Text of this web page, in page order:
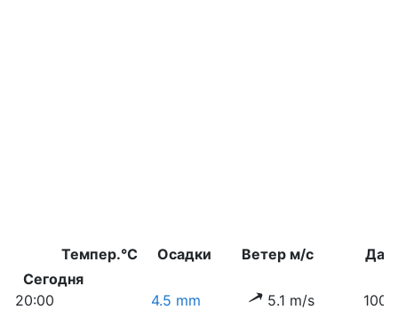
Темпер.°C Осадки Ветер м/с
Сегодня
20:00
4.5 mm 5.1 m/s